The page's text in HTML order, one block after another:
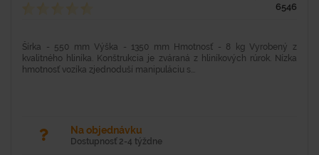
6546
Šírka - 550 mm Výška - 1350 mm Hmotnosť - 8 kg Vyrobený z
kvalitného hliníka. Konštrukcia je zváraná z hliníkových rúrok. Nízka
hmotnosť vozíka zjednoduší manipuláciu s...
Na objednávku
Dostupnosť 2-4 týždne